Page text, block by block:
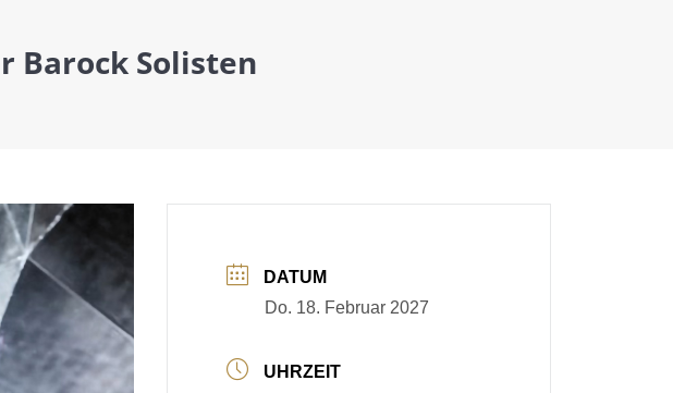
Barock Solisten
DATUM
Do. 18. Februar 2027
UHRZEIT